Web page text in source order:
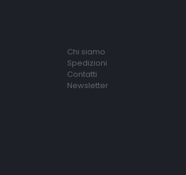
Chi siamo
Spedizioni
Contatti
Newsletter